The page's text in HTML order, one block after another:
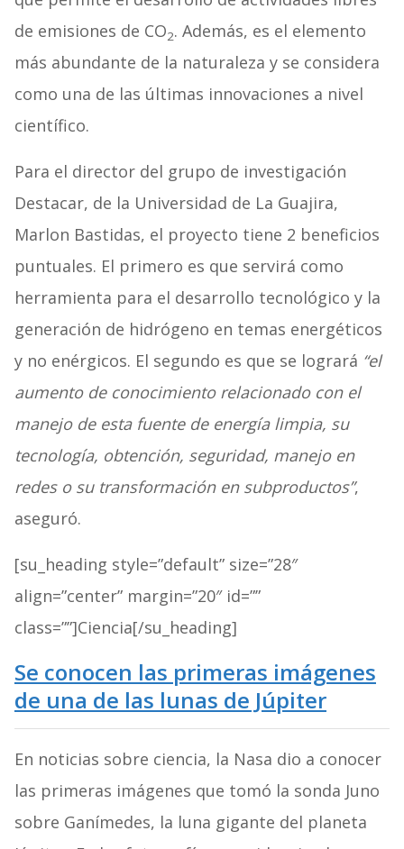
de emisiones de CO2. Además, es el elemento
más abundante de la naturaleza y se considera
como una de las últimas innovaciones a nivel
científico.
Para el director del grupo de investigación
Destacar, de la Universidad de La Guajira,
Marlon Bastidas, el proyecto tiene 2 beneficios
puntuales. El primero es que servirá como
herramienta para el desarrollo tecnológico y la
generación de hidrógeno en temas energéticos
y no enérgicos. El segundo es que se logrará “el
aumento de conocimiento relacionado con el
manejo de esta fuente de energía limpia, su
tecnología, obtención, seguridad, manejo en
redes o su transformación en subproductos”,
aseguró.
[su_heading style=”default” size=”28″
align=”center” margin=”20″ id=””
class=””]Ciencia[/su_heading]
Se conocen las primeras imágenes
de una de las lunas de Júpiter
En noticias sobre ciencia, la Nasa dio a conocer
las primeras imágenes que tomó la sonda Juno
sobre Ganímedes, la luna gigante del planeta